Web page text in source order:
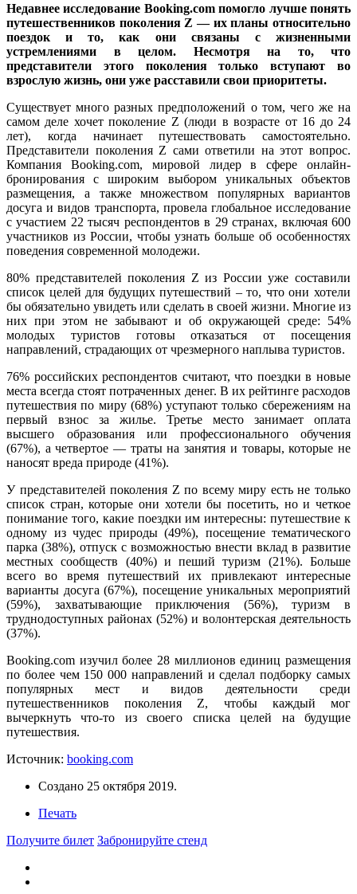
Недавнее исследование Booking.com помогло лучше понять
путешественников поколения Z — их планы относительно
поездок и то, как они связаны с жизненными
устремлениями в целом. Несмотря на то, что
представители этого поколения только вступают во
взрослую жизнь, они уже расставили свои приоритеты.
Существует много разных предположений о том, чего же на
самом деле хочет поколение Z (люди в возрасте от 16 до 24
лет), когда начинает путешествовать самостоятельно.
Представители поколения Z сами ответили на этот вопрос.
Компания Booking.com, мировой лидер в сфере онлайн-
бронирования с широким выбором уникальных объектов
размещения, а также множеством популярных вариантов
досуга и видов транспорта, провела глобальное исследование
с участием 22 тысяч респондентов в 29 странах, включая 600
участников из России, чтобы узнать больше об особенностях
поведения современной молодежи.
80% представителей поколения Z из России уже составили
список целей для будущих путешествий – то, что они хотели
бы обязательно увидеть или сделать в своей жизни. Многие из
них при этом не забывают и об окружающей среде: 54%
молодых туристов готовы отказаться от посещения
направлений, страдающих от чрезмерного наплыва туристов.
76% российских респондентов считают, что поездки в новые
места всегда стоят потраченных денег. В их рейтинге расходов
путешествия по миру (68%) уступают только сбережениям на
первый взнос за жилье. Третье место занимает оплата
высшего образования или профессионального обучения
(67%), а четвертое — траты на занятия и товары, которые не
наносят вреда природе (41%).
У представителей поколения Z по всему миру есть не только
список стран, которые они хотели бы посетить, но и четкое
понимание того, какие поездки им интересны: путешествие к
одному из чудес природы (49%), посещение тематического
парка (38%), отпуск с возможностью внести вклад в развитие
местных сообществ (40%) и пеший туризм (21%). Больше
всего во время путешествий их привлекают интересные
варианты досуга (67%), посещение уникальных мероприятий
(59%), захватывающие приключения (56%), туризм в
труднодоступных районах (52%) и волонтерская деятельность
(37%).
Booking.com изучил более 28 миллионов единиц размещения
по более чем 150 000 направлений и сделал подборку самых
популярных мест и видов деятельности среди
путешественников поколения Z, чтобы каждый мог
вычеркнуть что-то из своего списка целей на будущие
путешествия.
Источник: booking.com
Создано 25 октября 2019.
Печать
Получите билет Забронируйте стенд